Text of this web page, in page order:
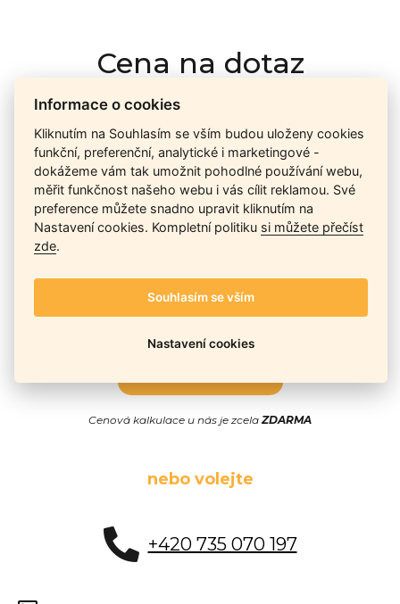
Cena na dotaz
Ceny závisí na množství kusů skladem, dostupnosti náhrad,
výkonnosti a atypičnosti daného modelu. Pokusíme se
nabídnout
aktuálně nejlepší cenu
, a Vy si vyberete, co je pro
Vás nejvýhodnější.
Telefon / Email
Cenová kalkulace u nás je zcelaZDARMA
nebo volejte
+420 735 070 197
Informace o cookies
Kliknutím na Souhlasím se vším budou uloženy cookies
funkční, preferenční, analytické i marketingové -
dokážeme vám tak umožnit pohodlné používání webu,
měřit funkčnost našeho webu i vás cílit reklamou. Své
preference můžete snadno upravit kliknutím na
Nastavení cookies. Kompletní politiku si můžete přečíst
zde.
Souhlasím se vším
Nastavení cookies